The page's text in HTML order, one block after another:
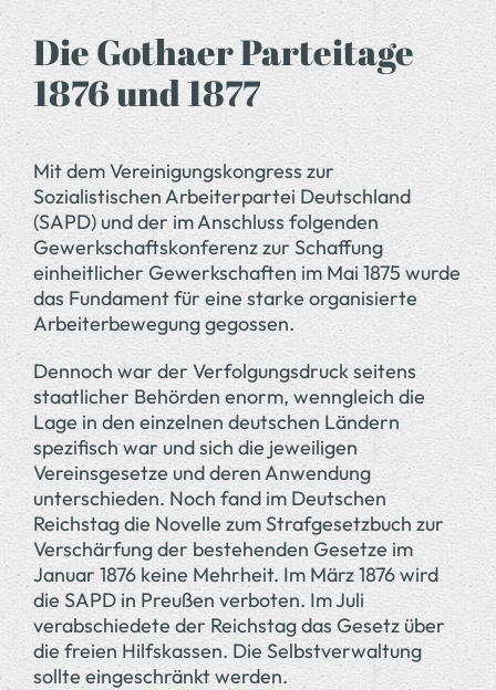
Die Gothaer Parteitage
1876 und 1877
Mit dem Vereinigungskongress zur
Sozialistischen Arbeiterpartei Deutschland
(SAPD) und der im Anschluss folgenden
Gewerkschaftskonferenz zur Schaffung
einheitlicher Gewerkschaften im Mai 1875 wurde
das Fundament für eine starke organisierte
Arbeiterbewegung gegossen.
Dennoch war der Verfolgungsdruck seitens
staatlicher Behörden enorm, wenngleich die
Lage in den einzelnen deutschen Ländern
spezifisch war und sich die jeweiligen
Vereinsgesetze und deren Anwendung
unterschieden. Noch fand im Deutschen
Reichstag die Novelle zum Strafgesetzbuch zur
Verschärfung der bestehenden Gesetze im
Januar 1876 keine Mehrheit. Im März 1876 wird
die SAPD in Preußen verboten. Im Juli
verabschiedete der Reichstag das Gesetz über
die freien Hilfskassen. Die Selbstverwaltung
sollte eingeschränkt werden.